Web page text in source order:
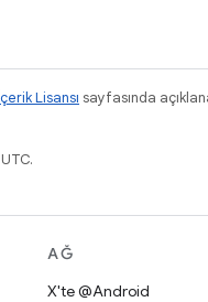
Lisansı sayfasında
AĞ
X'te @Android